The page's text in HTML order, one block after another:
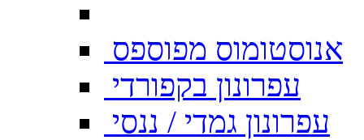
אנוסטומוס מפוספס
עפרונון בקפורדי
עפרונון גמדי / ננסי